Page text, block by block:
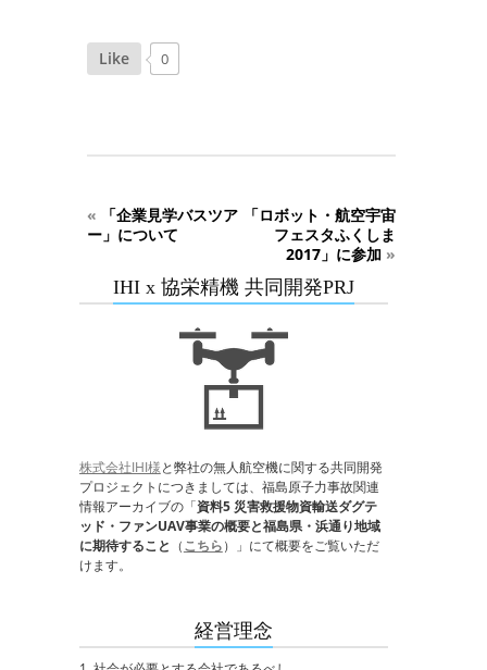
Like 0
«
「企業見学バスツア
ー」について
「ロボット・航空宇宙
フェスタふくしま
2017」に参加 »
IHI x 協栄精機 共同開発PRJ
株式会社IHI様と弊社の無人航空機に関する共同開発
プロジェクトにつきましては、福島原子力事故関連
情報アーカイブの「資料5 災害救援物資輸送ダグテ
ッド・ファンUAV事業の概要と福島県・浜通り地域
に期待すること （こちら）」にて概要をご覧いただ
けます。
経営理念